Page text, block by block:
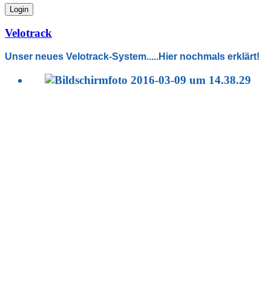
Velotrack
Unser neues Velotrack-System.....Hier nochmals erklärt!